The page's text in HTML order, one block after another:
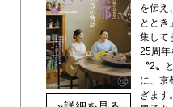
を伝え
ととき
集して
25周年
〝2〟
に、京
ぎます